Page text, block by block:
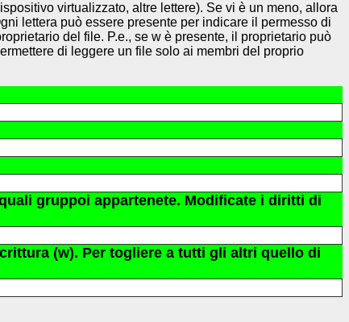
virtualizzato, altre lettere). Se vi è un meno, allora
lettera può essere presente per indicare il permesso di
del file. P.e., se w è presente, il proprietario può
di leggere un file solo ai membri del proprio
gruppoi appartenete. Modificate i diritti di
(w). Per togliere a tutti gli altri quello di